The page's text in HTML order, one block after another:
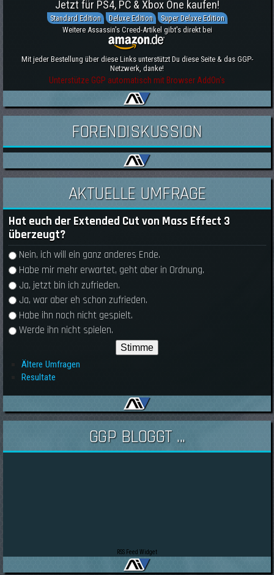
Jetzt für PS4, PC & Xbox One kaufen!
Standard Edition Deluxe Edition
Super Deluxe Edition
Weitere Assassin's Creed-Artikel gibt's direkt bei
Mit jeder Bestellung über diese Links unterstützt Du diese Seite & das GGP-
Netzwerk, danke!
Unterstütze GGP automatisch mit Browser AddOn's
FORENDISKUSSION
AKTUELLE UMFRAGE
Hat euch der Extended Cut von Mass Effect 3
überzeugt?
Auswahlmöglichkeiten
Nein, ich will ein ganz anderes Ende.
Habe mir mehr erwartet, geht aber in Ordnung.
Ja, jetzt bin ich zufrieden.
Ja, war aber eh schon zufrieden.
Habe ihn noch nicht gespielt.
Werde ihn nicht spielen.
Ältere Umfragen
Resultate
GGP BLOGGT ...
RSS Feed Widget